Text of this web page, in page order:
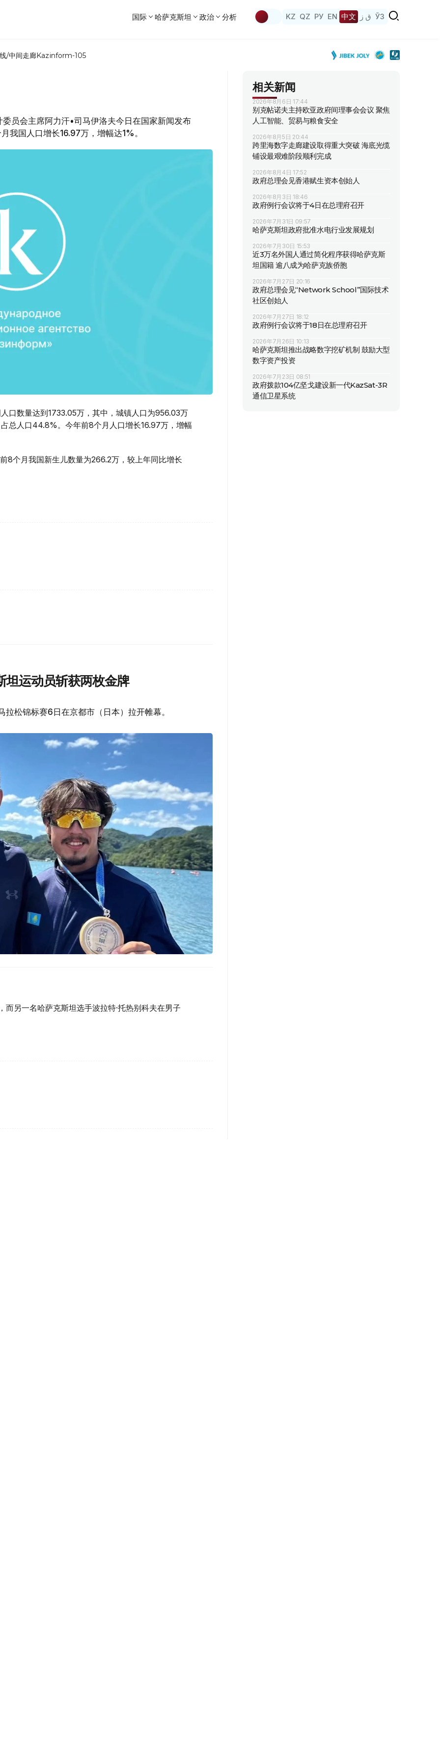
国际 哈萨克斯坦 政治 分析 KZ QZ РУ EN 中文 ق ز ЎЗ
/中间走廊Kazinform-105
员会主席阿力汗•司马伊洛夫今日在国家新闻发布
我国人口增长16.97万，增幅达1%。
口数量达到1733.05万，其中，城镇人口为956.03万
总人口44.8%。今年前8个月人口增长16.97万，增幅
8个月我国新生儿数量为266.2万，较上年同比增长
坦运动员斩获两枚金牌
拉松锦标赛6日在京都市（日本）拉开帷幕。
另一名哈萨克斯坦选手波拉特·托热别科夫在男子
相关新闻
2026年8月6日 17:44
别克帖诺夫主持欧亚政府间理事会会议 聚焦
人工智能、贸易与粮食安全
2026年8月5日 20:44
跨里海数字走廊建设取得重大突破 海底光缆
铺设最艰难阶段顺利完成
2026年8月4日 17:52
政府总理会见香港赋生资本创始人
2026年8月3日 18:46
政府例行会议将于4日在总理府召开
2026年7月31日 09:57
哈萨克斯坦政府批准水电行业发展规划
2026年7月30日 15:53
近3万名外国人通过简化程序获得哈萨克斯
坦国籍 逾八成为哈萨克族侨胞
2026年7月27日 20:16
政府总理会见“Network School”国际技术
社区创始人
2026年7月27日 18:12
政府例行会议将于18日在总理府召开
2026年7月26日 10:13
哈萨克斯坦推出战略数字挖矿机制 鼓励大型
数字资产投资
2026年7月23日 08:51
政府拨款104亿坚戈建设新一代KazSat-3R
通信卫星系统